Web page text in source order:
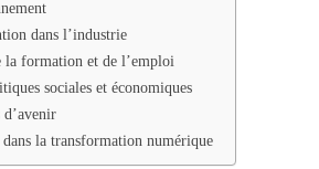
dans l’industrie
la formation et de l’emploi
sociales et économiques
la transformation numérique